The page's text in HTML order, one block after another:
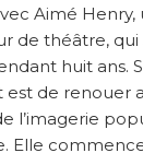
Aimé Henry,
de théâtre, qui
huit ans.
est de renouer
l’imagerie
Elle